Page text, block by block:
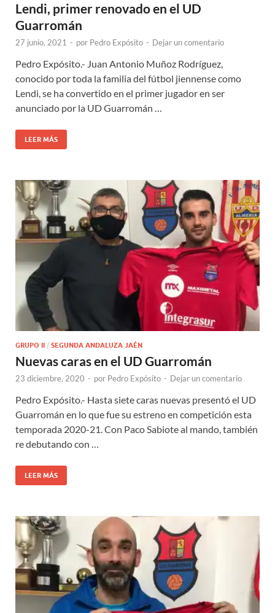
Lendi, primer renovado en el UD
Guarromán
27 junio, 2021 - por Pedro Expósito - Dejar un comentario
Pedro Expósito.- Juan Antonio Muñoz Rodríguez,
conocido por toda la familia del fútbol jiennense como
Lendi, se ha convertido en el primer jugador en ser
anunciado por la UD Guarromán …
LEER MÁS
GRUPO II / SEGUNDA ANDALUZA JAÉN
Nuevas caras en el UD Guarromán
23 diciembre, 2020 - por Pedro Expósito - Dejar un comentario
Pedro Expósito.- Hasta siete caras nuevas presentó el UD
Guarromán en lo que fue su estreno en competición esta
temporada 2020-21. Con Paco Sabiote al mando, también
re debutando con …
LEER MÁS